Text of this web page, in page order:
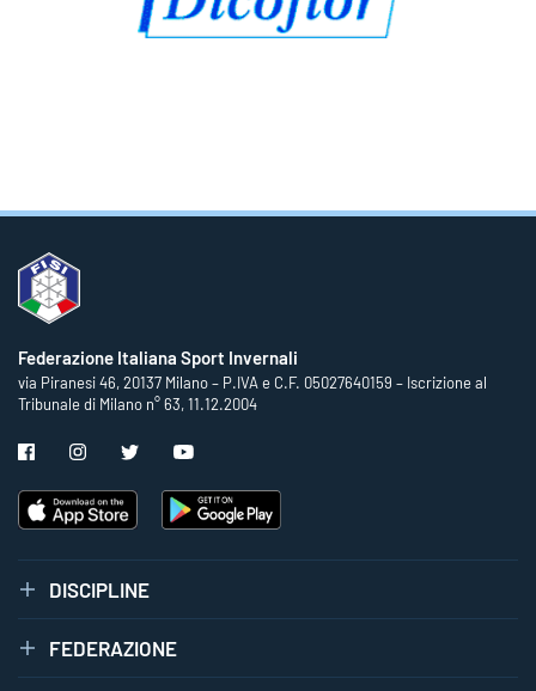
Federazione Italiana Sport Invernali
via Piranesi 46, 20137 Milano – P.IVA e C.F. 05027640159 – Iscrizione al
Tribunale di Milano n° 63, 11.12.2004
DISCIPLINE
FEDERAZIONE